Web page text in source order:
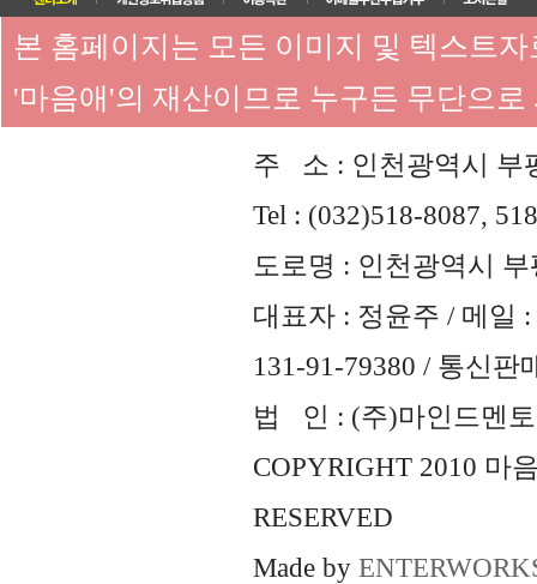
본 홈페이지는 모든 이미지 및 텍스트
'마음애'의 재산이므로 누구든 무단으
주 소 : 인천광역시 부
Tel : (032)518-8087,
도로명 : 인천광역시
대표자 : 정윤주 / 메일 :
131-91-79380 / 통신판
법 인 : (주)마인드멘토
COPYRIGHT 2010 마
RESERVED
Made by